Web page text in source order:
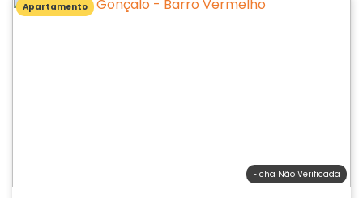
Apartamento
Ficha Não Verificada